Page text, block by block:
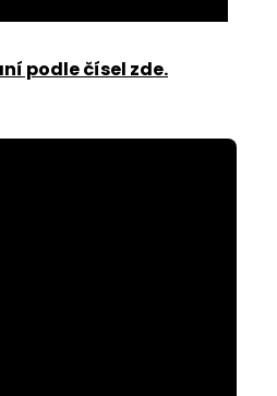
podle čísel zde.